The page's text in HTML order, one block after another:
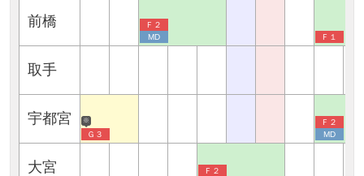
前橋
Ｆ２
MD
Ｆ１
取手
宇都宮 ※
Ｇ３
Ｆ２
MD
大宮
Ｆ２